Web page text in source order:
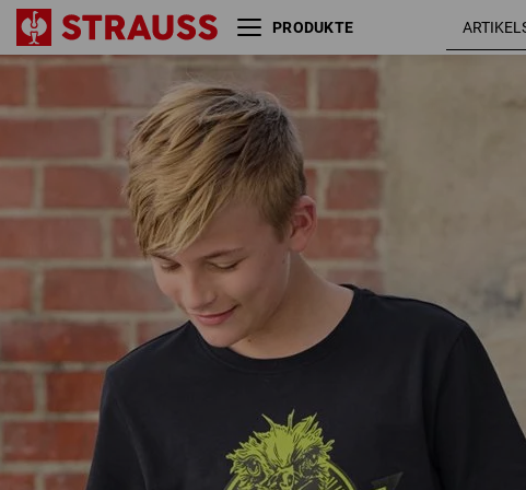
PRODUKTE
e.s. T-Shirt strauss works,
Kinder